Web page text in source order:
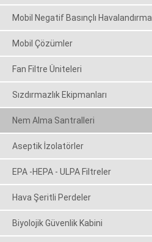
Mobil Negatif Basınçlı Havalandırma
Mobil Çözümler
Fan Filtre Üniteleri
Sızdırmazlık Ekipmanları
Nem Alma Santralleri
Aseptik İzolatörler
EPA -HEPA - ULPA Filtreler
Hava Şeritli Perdeler
Biyolojik Güvenlik Kabini